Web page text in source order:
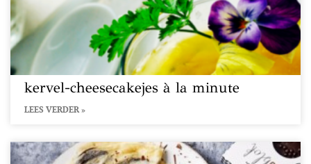
kervel-cheesecakejes à la minute
LEES VERDER »